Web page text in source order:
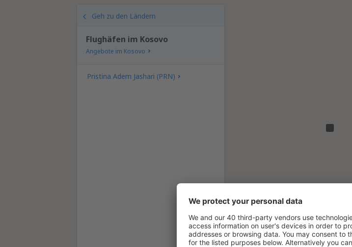
Geh zu den Ländern
Flughäfen im Kosovo
Angebote im Kosovo
Pristina Adem Jashari (PRN)